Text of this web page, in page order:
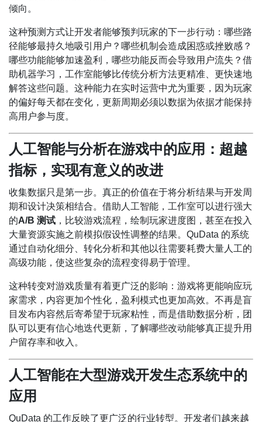
倾向。
这种预测方式让开发者能够预判玩家的下一步行动：哪些路
径能够最持久地吸引用户？哪些机制会造成困惑或挫败感？
哪些功能能够加速盈利，哪些功能反而会导致用户流失？借
助机器学习，工作室能够比传统分析方法更精准、更快速地
解答这些问题。这种能力在实时运营中尤为重要，因为玩家
的偏好每天都在变化，更新周期必须以数据为依据才能保持
高用户参与度。
人工智能与分析在游戏中的应用：超越
指标，实现有意义的改进
收集数据只是第一步。真正的价值在于将分析结果与开发周
期和设计决策相结合。借助人工智能，工作室可以进行强大
的A/B 测试 ，比较游戏流程，绘制玩家进度图，甚至在投入
大量资源实施之前模拟假设性调整的结果。QuData 的系统
通过自动化细分、转化分析和其他以往需要耗费大量人工的
高级功能，使这些复杂的流程变得易于管理。
这种转变对游戏质量有着更广泛的影响：游戏将更能响应玩
家需求，内容更加个性化，盈利模式也更加高效。不再是盲
目发布内容然后寄希望于玩家粘性，而是借助数据分析，团
队可以更有信心地迭代更新，了解哪些改动能够真正提升用
户留存率和收入。
人工智能在大型游戏开发生态系统中的
应用
QuData 的工作反映了更广泛的行业转型。开发者们越来越